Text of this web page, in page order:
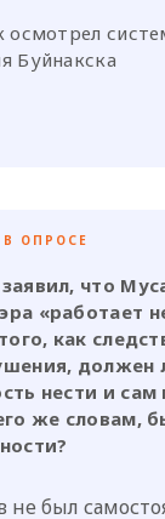
осмотрел
Буйнакска
В ОПРОСЕ
что
«работает
как
должен
нести и сам
же словам,
не был